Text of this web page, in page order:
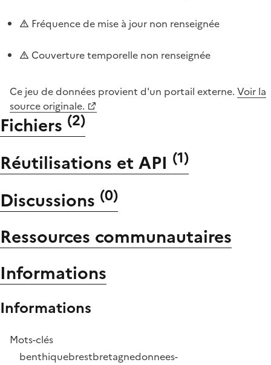
Fréquence de mise à jour non renseignée
Couverture temporelle non renseignée
Ce jeu de données provient d'un portail externe. Voir la
source originale.
Fichiers (2)
Réutilisations et API (1)
Discussions (0)
Ressources communautaires
Informations
Informations
Mots-clés
benthiquebrestbretagnedonnees-